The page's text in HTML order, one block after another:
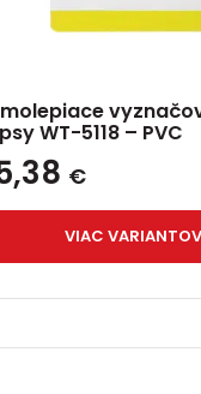
WT-5118 – PVC
€
VIAC VARIANTOV